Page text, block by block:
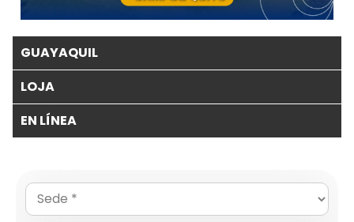
GUAYAQUIL
LOJA
EN LÍNEA